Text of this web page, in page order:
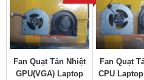
Fan Quạt Tản Nhiệt
GPU(VGA) Laptop
Fan Quạt
CPU